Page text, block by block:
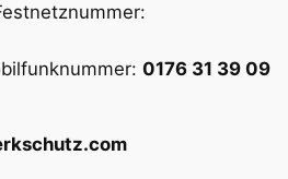
0176 31 39 09